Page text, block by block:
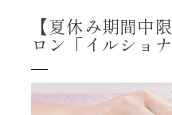
【夏休み期間中
ロン「イルショナ